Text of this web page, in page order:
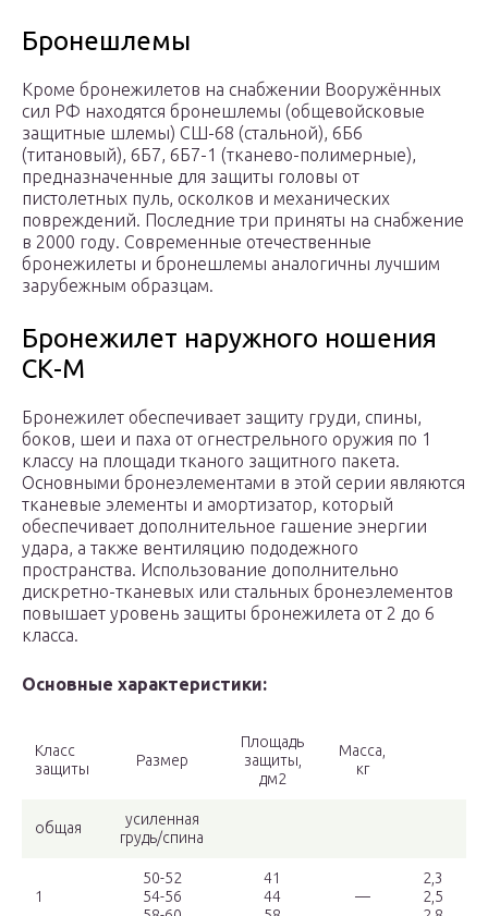
Бронешлемы
Кроме бронежилетов на снабжении Вооружённых
сил РФ находятся бронешлемы (общевойсковые
защитные шлемы) СШ-68 (стальной), 6Б6
(титановый), 6Б7, 6Б7-1 (тканево-полимерные),
предназначенные для защиты головы от
пистолетных пуль, осколков и механических
повреждений. Последние три приняты на снабжение
в 2000 году. Современные отечественные
бронежилеты и бронешлемы аналогичны лучшим
зару­бежным образцам.
Бронежилет наружного ношения
СК-М
Бронежилет обеспечивает защиту груди, спины,
боков, шеи и паха от огнестрельного оружия по 1
классу на площади тканого защитного пакета.
Основными бронеэлементами в этой серии являются
тканевые элементы и амортизатор, который
обеспечивает дополнительное гашение энергии
удара, а также вентиляцию пододежного
пространства. Использование дополнительно
дискретно-тканевых или стальных бронеэлементов
повышает уровень защиты бронежилета от 2 до 6
класса.
Основные характеристики:
Класс
защиты
Размер
Площадь
защиты,
дм2
Масса,
кг
общая
усиленная
грудь/спина
1
50-52
54-56
41
44
—
2,3
2,5